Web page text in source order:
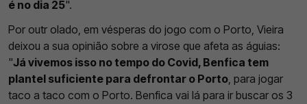
é no dia 25".
Por outr olado, em vésperas do jogo com o Porto, Vieira
deixou a sua opinião sobre a virose que afeta as águias:
"Já vivemos isso no tempo do Covid, Benfica tem
plantel suficiente para defrontar o Porto, para jogar
taco a taco com o Porto. Benfica vai lá para ir buscar os 3